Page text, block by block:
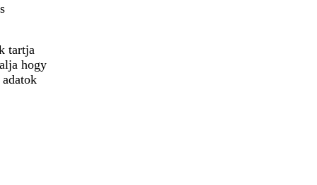
tartja
hogy